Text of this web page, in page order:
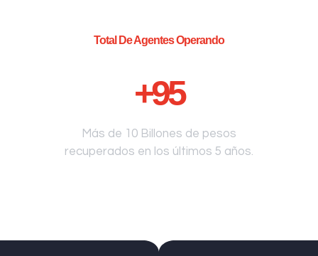
Total De Agentes Operando
+95
Más de 10 Billones de pesos
recuperados en los últimos 5 años.